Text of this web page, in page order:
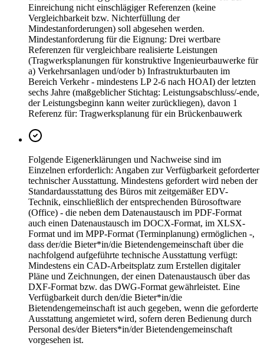
Einreichung nicht einschlägiger Referenzen (keine
Vergleichbarkeit bzw. Nichterfüllung der
Mindestanforderungen) soll abgesehen werden.
Mindestanforderung für die Eignung: Drei wertbare
Referenzen für vergleichbare realisierte Leistungen
(Tragwerksplanungen für konstruktive Ingenieurbauwerke für
a) Verkehrsanlagen und/oder b) Infrastrukturbauten im
Bereich Verkehr - mindestens LP 2-6 nach HOAI) der letzten
sechs Jahre (maßgeblicher Stichtag: Leistungsabschluss/-ende,
der Leistungsbeginn kann weiter zurückliegen), davon 1
Referenz für: Tragwerksplanung für ein Brückenbauwerk
Folgende Eigenerklärungen und Nachweise sind im
Einzelnen erforderlich: Angaben zur Verfügbarkeit geforderter
technischer Ausstattung. Mindestens gefordert wird neben der
Standardausstattung des Büros mit zeitgemäßer EDV-
Technik, einschließlich der entsprechenden Bürosoftware
(Office) - die neben dem Datenaustausch im PDF-Format
auch einen Datenaustausch im DOCX-Format, im XLSX-
Format und im MPP-Format (Terminplanung) ermöglichen -,
dass der/die Bieter*in/die Bietendengemeinschaft über die
nachfolgend aufgeführte technische Ausstattung verfügt:
Mindestens ein CAD-Arbeitsplatz zum Erstellen digitaler
Pläne und Zeichnungen, der einen Datenaustausch über das
DXF-Format bzw. das DWG-Format gewährleistet. Eine
Verfügbarkeit durch den/die Bieter*in/die
Bietendengemeinschaft ist auch gegeben, wenn die geforderte
Ausstattung angemietet wird, sofern deren Bedienung durch
Personal des/der Bieters*in/der Bietendengemeinschaft
vorgesehen ist.